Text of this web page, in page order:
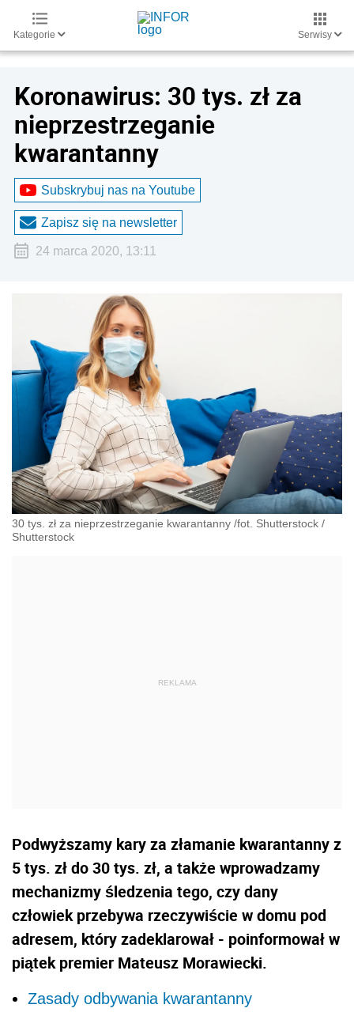
Kategorie Serwisy
Koronawirus: 30 tys. zł za
nieprzestrzeganie
kwarantanny
Subskrybuj nas na Youtube
Zapisz się na newsletter
24 marca 2020, 13:11
30 tys. zł za nieprzestrzeganie kwarantanny /fot. Shutterstock /
Shutterstock
Podwyższamy kary za złamanie kwarantanny z
5 tys. zł do 30 tys. zł, a także wprowadzamy
mechanizmy śledzenia tego, czy dany
człowiek przebywa rzeczywiście w domu pod
adresem, który zadeklarował - poinformował w
piątek premier Mateusz Morawiecki.
Zasady odbywania kwarantanny